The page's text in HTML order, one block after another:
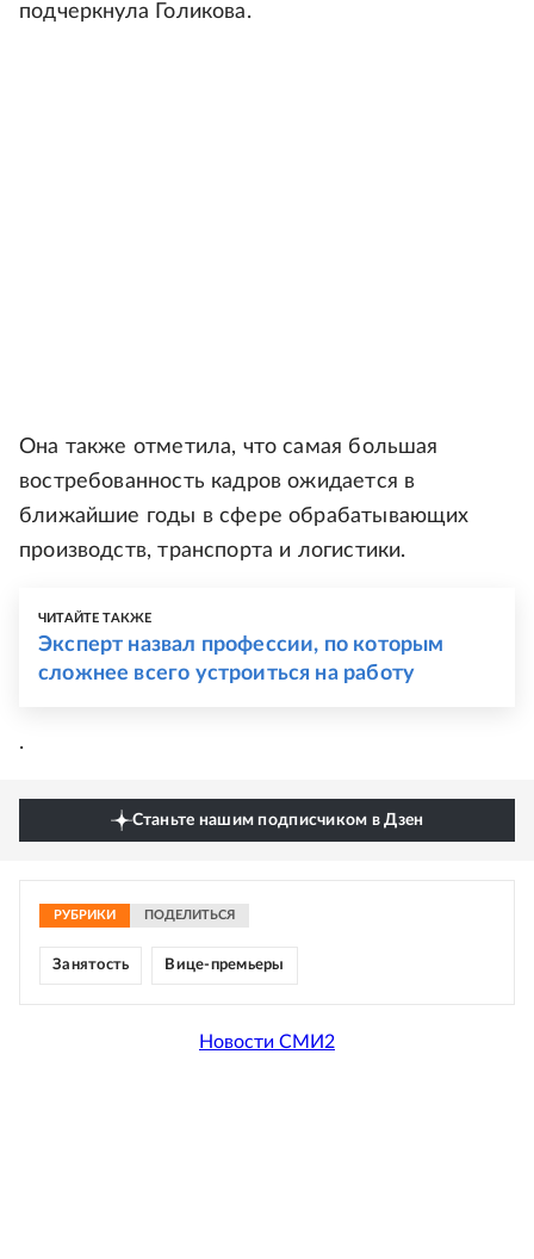
подчеркнула Голикова.
Она также отметила, что самая большая
востребованность кадров ожидается в
ближайшие годы в сфере обрабатывающих
производств, транспорта и логистики.
ЧИТАЙТЕ ТАКЖЕ
Эксперт назвал профессии, по которым
сложнее всего устроиться на работу
.
Станьте нашим подписчиком в Дзен
РУБРИКИ ПОДЕЛИТЬСЯ
Занятость Вице-премьеры
Новости СМИ2